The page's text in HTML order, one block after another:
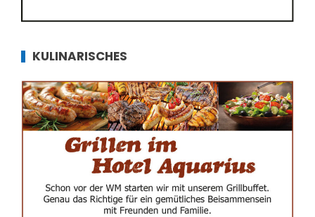
KULINARISCHES